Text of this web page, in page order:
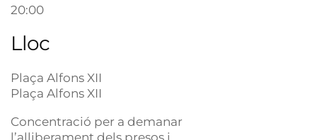
20:00
Lloc
Plaça Alfons XII
Plaça Alfons XII
Concentració per a demanar
l’alliberament dels presos i